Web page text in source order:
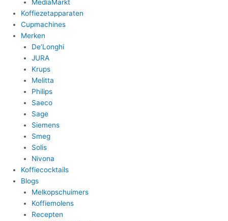
MediaMarkt
Koffiezetapparaten
Cupmachines
Merken
De’Longhi
JURA
Krups
Melitta
Philips
Saeco
Sage
Siemens
Smeg
Solis
Nivona
Koffiecocktails
Blogs
Melkopschuimers
Koffiemolens
Recepten